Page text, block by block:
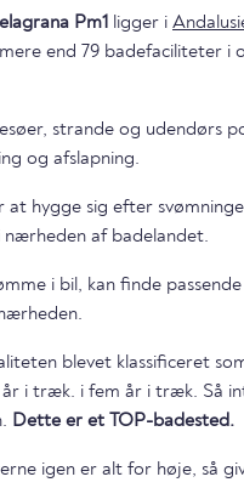
Pm1 ligger i
end 79 badefaciliteter i
strande og udendørs
og afslapning.
at hygge sig efter
nærheden af badelandet.
i bil, kan finde passende
blevet klassificeret
år i træk. Så intet står i
Dette er et TOP-badested.
igen er alt for høje, så